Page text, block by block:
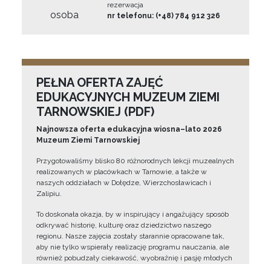
osoba
rezerwacja
nr telefonu: (+48) 784 912 326
PEŁNA OFERTA ZAJĘĆ
EDUKACYJNYCH MUZEUM ZIEMI
TARNOWSKIEJ (PDF)
Najnowsza oferta edukacyjna wiosna–lato 2026
Muzeum Ziemi Tarnowskiej
Przygotowaliśmy blisko 80 różnorodnych lekcji muzealnych
realizowanych w placówkach w Tarnowie, a także w
naszych oddziałach w Dołędze, Wierzchosławicach i
Zalipiu.
To doskonała okazja, by w inspirujący i angażujący sposób
odkrywać historię, kulturę oraz dziedzictwo naszego
regionu. Nasze zajęcia zostały starannie opracowane tak,
aby nie tylko wspierały realizację programu nauczania, ale
również pobudzały ciekawość, wyobraźnię i pasję młodych